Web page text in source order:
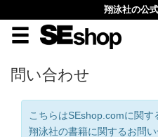
翔泳社の公
問い合わせ
こちらはSEshop.comに関す
翔泳社の書籍に関するお問い